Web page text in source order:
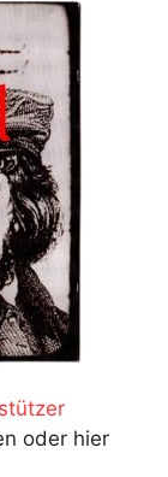
oder hier